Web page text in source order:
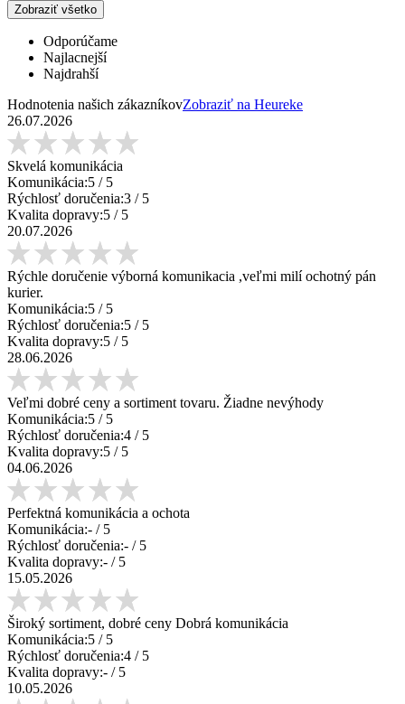
Zobraziť všetko
Odporúčame
Najlacnejší
Najdrahší
Hodnotenia našich zákazníkovZobraziť na Heureke
26.07.2026
Skvelá komunikácia
Komunikácia:5 / 5
Rýchlosť doručenia:3 / 5
Kvalita dopravy:5 / 5
20.07.2026
Rýchle doručenie výborná komunikacia ,veľmi milí ochotný pán
kurier.
Komunikácia:5 / 5
Rýchlosť doručenia:5 / 5
Kvalita dopravy:5 / 5
28.06.2026
Veľmi dobré ceny a sortiment tovaru. Žiadne nevýhody
Komunikácia:5 / 5
Rýchlosť doručenia:4 / 5
Kvalita dopravy:5 / 5
04.06.2026
Perfektná komunikácia a ochota
Komunikácia:- / 5
Rýchlosť doručenia:- / 5
Kvalita dopravy:- / 5
15.05.2026
Široký sortiment, dobré ceny Dobrá komunikácia
Komunikácia:5 / 5
Rýchlosť doručenia:4 / 5
Kvalita dopravy:- / 5
10.05.2026